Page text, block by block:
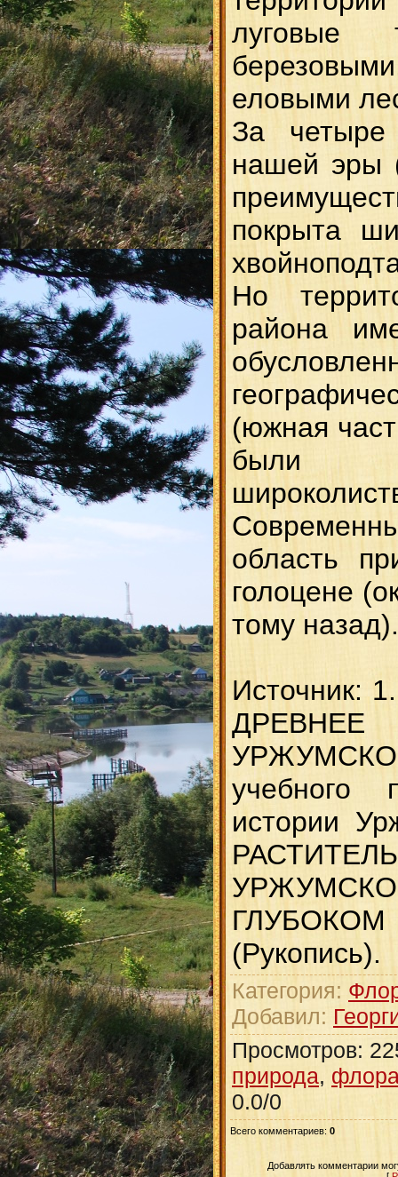
луговые
еловыми
За четыре
нашей эры
покрыта
Но
района
(южная
были
область
голоцене
тому назад).
Источник:
учебного
истории
(Рукопись).
Категория:
Добавил:
Просмотров:
природа,
0.0/0
Всего комментариев: 0
Добавлять комментарии